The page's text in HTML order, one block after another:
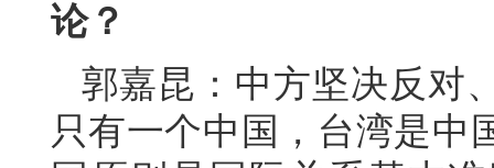
论？
郭嘉昆：中方坚决反对
只有一个中国，台湾是中